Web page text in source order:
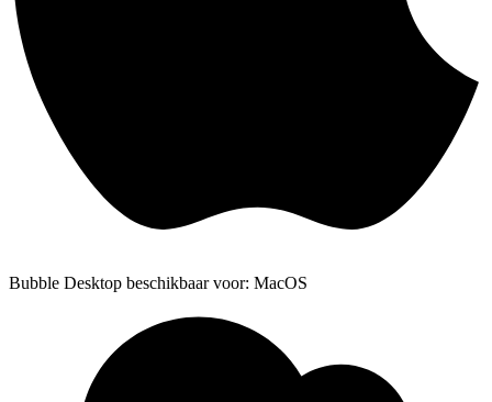
Bubble Desktop beschikbaar voor: MacOS